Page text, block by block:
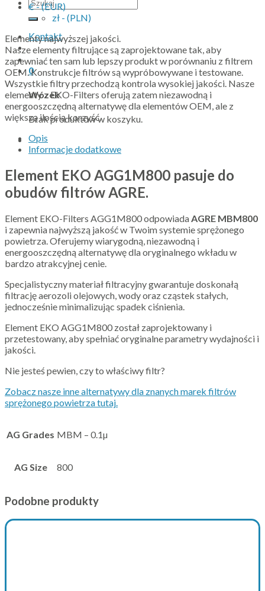
Kontakt
0
Wózek
Brak produktów w koszyku.
€ - (EUR)
zł - (PLN)
Elementy najwyższej jakości.
Nasze elementy filtrujące są zaprojektowane tak, aby
zapewniać ten sam lub lepszy produkt w porównaniu z filtrem
OEM. Konstrukcje filtrów są wypróbowywane i testowane.
Wszystkie filtry przechodzą kontrola wysokiej jakości. Nasze
elementy z EKO-Filters oferują zatem niezawodną i
energooszczędną alternatywę dla elementów OEM, ale z
większą ilością korzyść.
Opis
Informacje dodatkowe
Element EKO AGG1M800 pasuje do
obudów filtrów AGRE.
Element EKO-Filters AGG1M800 odpowiada AGRE MBM800
i zapewnia najwyższą jakość w Twoim systemie sprężonego
powietrza. Oferujemy wiarygodną, niezawodną i
energooszczędną alternatywę dla oryginalnego wkładu w
bardzo atrakcyjnej cenie.
Specjalistyczny materiał filtracyjny gwarantuje doskonałą
filtrację aerozoli olejowych, wody oraz cząstek stałych,
jednocześnie minimalizując spadek ciśnienia.
Element EKO AGG1M800 został zaprojektowany i
przetestowany, aby spełniać oryginalne parametry wydajności i
jakości.
Nie jesteś pewien, czy to właściwy filtr?
Zobacz nasze inne alternatywy dla znanych marek filtrów
sprężonego powietrza tutaj.
AG Grades MBM – 0.1µ
AG Size 800
Podobne produkty